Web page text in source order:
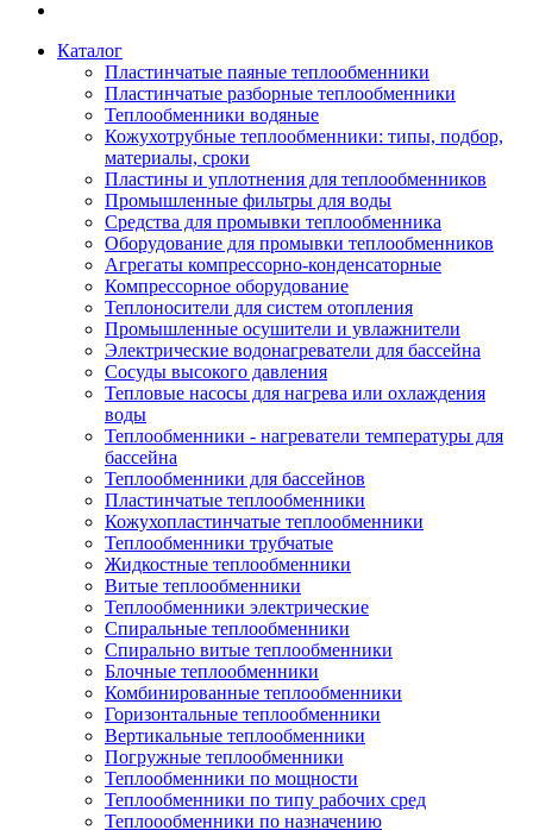
Каталог
Пластинчатые паяные теплообменники
Пластинчатые разборные теплообменники
Теплообменники водяные
Кожухотрубные теплообменники: типы, подбор,
материалы, сроки
Пластины и уплотнения для теплообменников
Промышленные фильтры для воды
Средства для промывки теплообменника
Оборудование для промывки теплообменников
Агрегаты компрессорно-конденсаторные
Компрессорное оборудование
Теплоносители для систем отопления
Промышленные осушители и увлажнители
Электрические водонагреватели для бассейна
Сосуды высокого давления
Тепловые насосы для нагрева или охлаждения
воды
Теплообменники - нагреватели температуры для
бассейна
Теплообменники для бассейнов
Пластинчатые теплообменники
Кожухопластинчатые теплообменники
Теплообменники трубчатые
Жидкостные теплообменники
Витые теплообменники
Теплообменники электрические
Спиральные теплообменники
Спирально витые теплообменники
Блочные теплообменники
Комбинированные теплообменники
Горизонтальные теплообменники
Вертикальные теплообменники
Погружные теплообменники
Теплообменники по мощности
Теплообменники по типу рабочих сред
Теплоообменники по назначению